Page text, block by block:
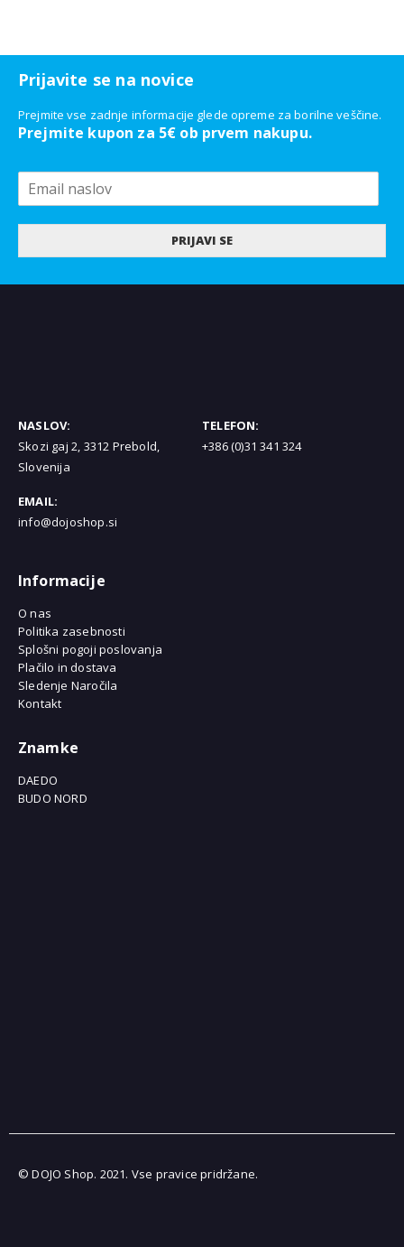
Prijavite se na novice
Prejmite vse zadnje informacije glede opreme za borilne veščine.
Prejmite kupon za 5€ ob prvem nakupu.
PRIJAVI SE
NASLOV:
Skozi gaj 2, 3312 Prebold,
Slovenija
TELEFON:
+386 (0)31 341 324
EMAIL:
info@dojoshop.si
Informacije
O nas
Politika zasebnosti
Splošni pogoji poslovanja
Plačilo in dostava
Sledenje Naročila
Kontakt
Znamke
DAEDO
BUDO NORD
© DOJO Shop. 2021. Vse pravice pridržane.